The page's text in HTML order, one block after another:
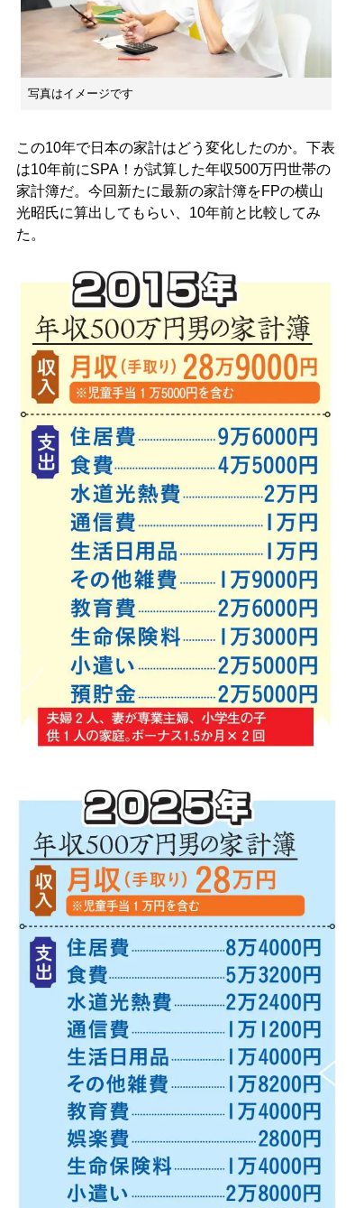
写真はイメージです
この10年で日本の家計はどう変化したのか。下表
は10年前にSPA！が試算した年収500万円世帯の
家計簿だ。今回新たに最新の家計簿をFPの横山
光昭氏に算出してもらい、10年前と比較してみ
た。